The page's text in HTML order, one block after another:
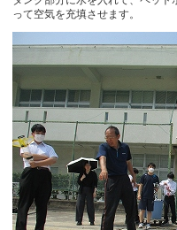
って空気を充填させます。